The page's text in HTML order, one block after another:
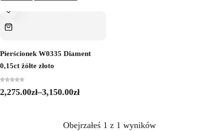
Pierścionek W0335 Diament
0,15ct żółte złoto
2,275.00zł–3,150.00zł
Obejrzałeś 1 z 1 wyników